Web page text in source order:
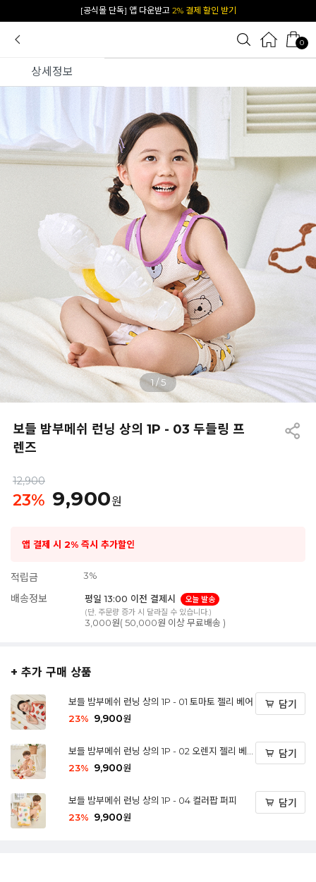
카카오 플친 추가하면1천원 즉시 할인 쿠폰
0
상세정보
1/5
보들 밤부메쉬 런닝 상의 1P - 03 두들링 프
렌즈
12,900
23% 9,900원
앱 결제 시 2% 즉시 추가할인
적립금 3%
배송정보 평일 13:00 이전 결제시
오늘 발송
(단, 주문량 증가 시 달라질 수 있습니다.)
3,000원( 50,000원 이상 무료배송 )
+ 추가 구매 상품
보들 밤부메쉬 런닝 상의 1P - 01 토마토 젤리 베어
23% 9,900원
담기
보들 밤부메쉬 런닝 상의 1P - 02 오렌지 젤리 베
어
23% 9,900원
담기
보들 밤부메쉬 런닝 상의 1P - 04 컬러팝 퍼피
23% 9,900원
담기